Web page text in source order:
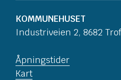
KOMMUNEHUSET
Industriveien 2, 8682
Åpningstider
Kart